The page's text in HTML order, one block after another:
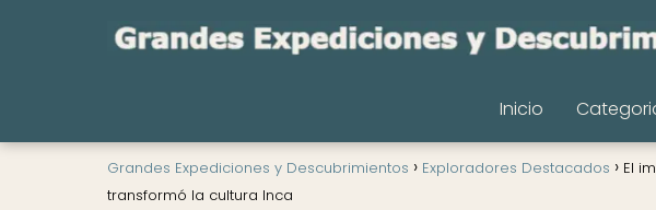
Inicio
Grandes Expediciones y Descubrimientos Exploradores Destacados
El
transformó la cultura Inca